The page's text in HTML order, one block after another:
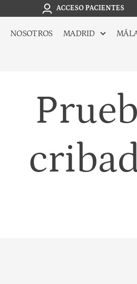
ACCESO PACIENTES
NOSOTROS MADRID